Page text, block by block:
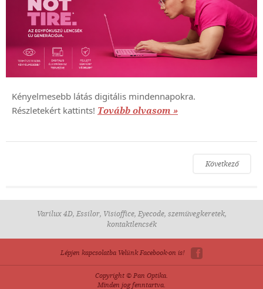
Kényelmesebb látás digitális mindennapokra.
Részletekért kattints! Tovább olvasom »
Következő
Varilux 4D, Essilor, Visioffice, Eyecode, szemüvegkeretek,
kontaktlencsék
Lépjen kapcsolatba Velünk Facebook-on is!
Copyright © Pan Optika.
Minden jog fenntartva.